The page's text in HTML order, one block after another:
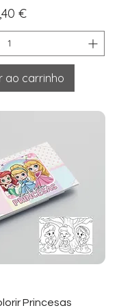
€
ao carrinho
Princesas